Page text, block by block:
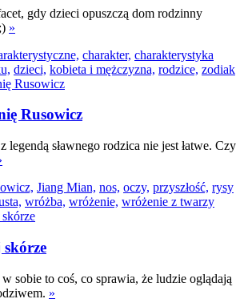
gdy dzieci opuszczą dom rodzinny
»
charakter, charakterystyka
dzieci, kobieta i mężczyzna, rodzice, zodiak
Rusowicz
legendą sławnego rodzica nie jest łatwe. Czy
Jiang Mian, nos, oczy, przyszłość, rysy
wróżba, wróżenie, wróżenie z twarzy
sobie to coś, co sprawia, że ludzie oglądają
»